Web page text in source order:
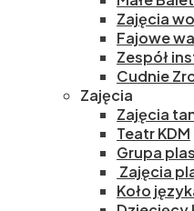
Zajęcia
Fajowe
Zespół
Cudnie
Zajęcia
Zajęcia
Teatr KDM
Grupa
Zajęcia
Koło